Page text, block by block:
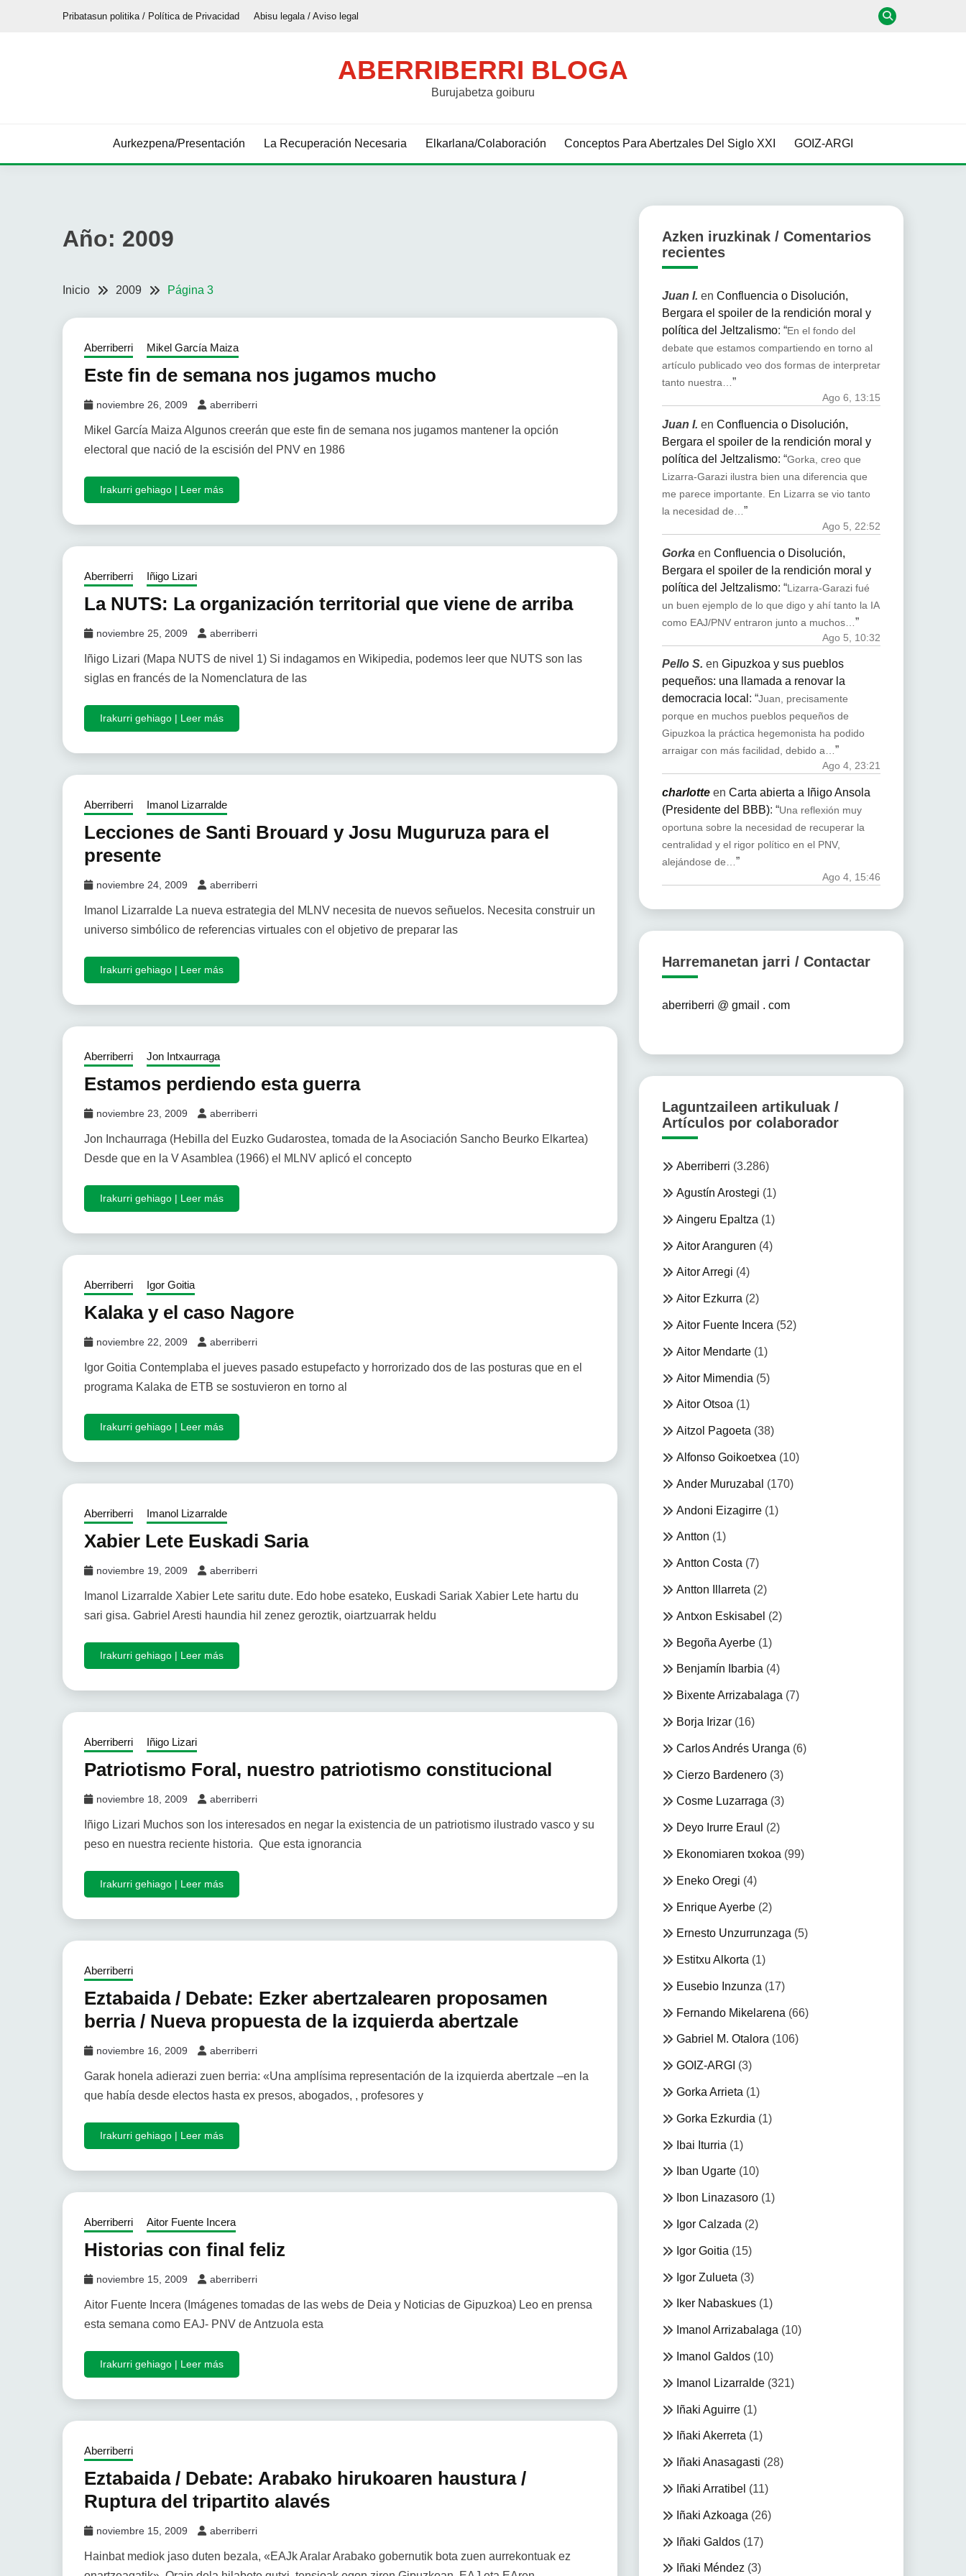
Pribatasun politika / Política de Privacidad Abisu legala / Aviso legal
ABERRIBERRI BLOGA
Burujabetza goiburu
Aurkezpena/Presentación La Recuperación Necesaria Elkarlana/Colaboración Conceptos Para Abertzales Del Siglo XXI GOIZ-ARGI
Año: 2009
Inicio 2009 Página 3
Aberriberri Mikel García Maiza
Este fin de semana nos jugamos mucho
noviembre 26, 2009 aberriberri
Mikel García Maiza Algunos creerán que este fin de semana nos jugamos mantener la opción
electoral que nació de la escisión del PNV en 1986
Irakurri gehiago | Leer más
Aberriberri Iñigo Lizari
La NUTS: La organización territorial que viene de arriba
noviembre 25, 2009 aberriberri
Iñigo Lizari (Mapa NUTS de nivel 1) Si indagamos en Wikipedia, podemos leer que NUTS son las
siglas en francés de la Nomenclatura de las
Irakurri gehiago | Leer más
Aberriberri Imanol Lizarralde
Lecciones de Santi Brouard y Josu Muguruza para el
presente
noviembre 24, 2009 aberriberri
Imanol Lizarralde La nueva estrategia del MLNV necesita de nuevos señuelos. Necesita construir un
universo simbólico de referencias virtuales con el objetivo de preparar las
Irakurri gehiago | Leer más
Aberriberri Jon Intxaurraga
Estamos perdiendo esta guerra
noviembre 23, 2009 aberriberri
Jon Inchaurraga (Hebilla del Euzko Gudarostea, tomada de la Asociación Sancho Beurko Elkartea)
Desde que en la V Asamblea (1966) el MLNV aplicó el concepto
Irakurri gehiago | Leer más
Aberriberri Igor Goitia
Kalaka y el caso Nagore
noviembre 22, 2009 aberriberri
Igor Goitia Contemplaba el jueves pasado estupefacto y horrorizado dos de las posturas que en el
programa Kalaka de ETB se sostuvieron en torno al
Irakurri gehiago | Leer más
Aberriberri Imanol Lizarralde
Xabier Lete Euskadi Saria
noviembre 19, 2009 aberriberri
Imanol Lizarralde Xabier Lete saritu dute. Edo hobe esateko, Euskadi Sariak Xabier Lete hartu du
sari gisa. Gabriel Aresti haundia hil zenez geroztik, oiartzuarrak heldu
Irakurri gehiago | Leer más
Aberriberri Iñigo Lizari
Patriotismo Foral, nuestro patriotismo constitucional
noviembre 18, 2009 aberriberri
Iñigo Lizari Muchos son los interesados en negar la existencia de un patriotismo ilustrado vasco y su
peso en nuestra reciente historia. Que esta ignorancia
Irakurri gehiago | Leer más
Aberriberri
Eztabaida / Debate: Ezker abertzalearen proposamen
berria / Nueva propuesta de la izquierda abertzale
noviembre 16, 2009 aberriberri
Garak honela adierazi zuen berria: «Una amplísima representación de la izquierda abertzale –en la
que había desde electos hasta ex presos, abogados, , profesores y
Irakurri gehiago | Leer más
Aberriberri Aitor Fuente Incera
Historias con final feliz
noviembre 15, 2009 aberriberri
Aitor Fuente Incera (Imágenes tomadas de las webs de Deia y Noticias de Gipuzkoa) Leo en prensa
esta semana como EAJ- PNV de Antzuola esta
Irakurri gehiago | Leer más
Aberriberri
Eztabaida / Debate: Arabako hirukoaren haustura /
Ruptura del tripartito alavés
noviembre 15, 2009 aberriberri
Hainbat mediok jaso duten bezala, «EAJk Aralar Arabako gobernutik bota zuen aurrekontuak ez
Azken iruzkinak / Comentarios
recientes
Juan I. en Confluencia o Disolución,
Bergara el spoiler de la rendición moral y
política del Jeltzalismo: “En el fondo del
debate que estamos compartiendo en torno al
artículo publicado veo dos formas de interpretar
tanto nuestra…”
Ago 6, 13:15
Juan I. en Confluencia o Disolución,
Bergara el spoiler de la rendición moral y
política del Jeltzalismo: “Gorka, creo que
Lizarra-Garazi ilustra bien una diferencia que
me parece importante. En Lizarra se vio tanto
la necesidad de… ”
Ago 5, 22:52
Gorkaen Confluencia o Disolución,
Bergara el spoiler de la rendición moral y
política del Jeltzalismo: “Lizarra-Garazi fué
un buen ejemplo de lo que digo y ahí tanto la IA
como EAJ/PNV entraron junto a muchos… ”
Ago 5, 10:32
Pello S. en Gipuzkoa y sus pueblos
pequeños: una llamada a renovar la
democracia local : “Juan, precisamente
porque en muchos pueblos pequeños de
Gipuzkoa la práctica hegemonista ha podido
arraigar con más facilidad, debido a…”
Ago 4, 23:21
charlotteen Carta abierta a Iñigo Ansola
(Presidente del BBB): “Una reflexión muy
oportuna sobre la necesidad de recuperar la
centralidad y el rigor político en el PNV,
alejándose de…”
Ago 4, 15:46
Harremanetan jarri / Contactar
aberriberri @ gmail . com
Laguntzaileen artikuluak /
Artículos por colaborador
Aberriberri (3.286)
Agustín Arostegi (1)
Aingeru Epaltza (1)
Aitor Aranguren (4)
Aitor Arregi (4)
Aitor Ezkurra (2)
Aitor Fuente Incera (52)
Aitor Mendarte(1)
Aitor Mimendia (5)
Aitor Otsoa (1)
Aitzol Pagoeta (38)
Alfonso Goikoetxea (10)
Ander Muruzabal (170)
Andoni Eizagirre(1)
Antton (1)
Antton Costa (7)
Antton Illarreta (2)
Antxon Eskisabel (2)
Begoña Ayerbe(1)
Benjamín Ibarbia (4)
Bixente Arrizabalaga (7)
Borja Irizar(16)
Carlos Andrés Uranga (6)
Cierzo Bardenero(3)
Cosme Luzarraga (3)
Deyo Irurre Eraul (2)
Ekonomiaren txokoa (99)
Eneko Oregi (4)
Enrique Ayerbe(2)
Ernesto Unzurrunzaga (5)
Estitxu Alkorta (1)
Eusebio Inzunza (17)
Fernando Mikelarena (66)
Gabriel M. Otalora(106)
GOIZ-ARGI (3)
Gorka Arrieta (1)
Gorka Ezkurdia (1)
Ibai Iturria (1)
Iban Ugarte(10)
Ibon Linazasoro(1)
Igor Calzada (2)
Igor Goitia (15)
Igor Zulueta (3)
Iker Nabaskues(1)
Imanol Arrizabalaga (10)
Imanol Galdos(10)
Imanol Lizarralde(321)
Iñaki Aguirre(1)
Iñaki Akerreta(1)
Iñaki Anasagasti (28)
Iñaki Arratibel (11)
Iñaki Azkoaga (26)
Iñaki Galdos(17)
Iñaki Méndez(3)